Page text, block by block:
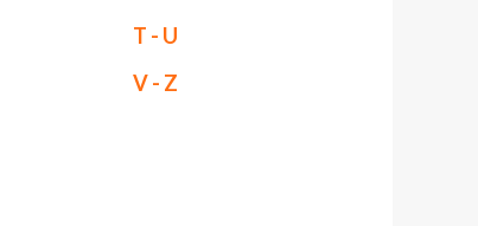
T - U
V - Z